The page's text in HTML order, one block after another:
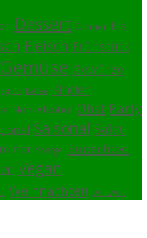
Dessert Dinner Eis
Fleisch Frühstück
Gemüse Gewürze
Joghurt Kaffee Kinder
Non-Alkohol Obst Party
Saisonal Salat
Spargel Superfood
Vegan
Weihnachten Weltweit